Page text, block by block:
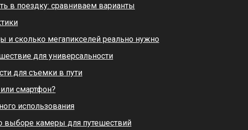
в поездку: сравниваем варианты
и сколько мегапикселей реально нужно
для универсальности
для съемки в пути
смартфон?
использования
выборе камеры для путешествий